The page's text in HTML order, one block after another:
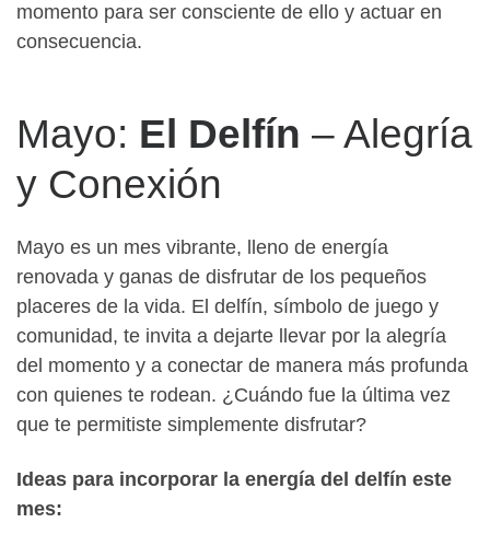
momento para ser consciente de ello y actuar en
consecuencia.
Mayo: El Delfín – Alegría
y Conexión
Mayo es un mes vibrante, lleno de energía
renovada y ganas de disfrutar de los pequeños
placeres de la vida. El delfín, símbolo de juego y
comunidad, te invita a dejarte llevar por la alegría
del momento y a conectar de manera más profunda
con quienes te rodean. ¿Cuándo fue la última vez
que te permitiste simplemente disfrutar?
Ideas para incorporar la energía del delfín este
mes: